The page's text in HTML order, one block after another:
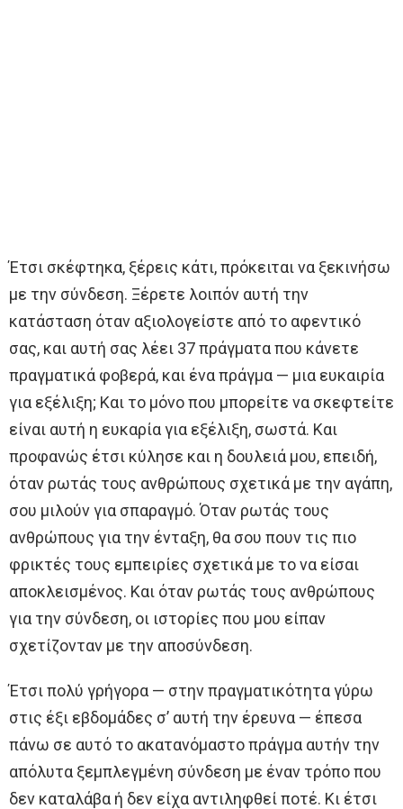
Έτσι σκέφτηκα, ξέρεις κάτι, πρόκειται να ξεκινήσω
με την σύνδεση. Ξέρετε λοιπόν αυτή την
κατάσταση όταν αξιολογείστε από το αφεντικό
σας, και αυτή σας λέει 37 πράγματα που κάνετε
πραγματικά φοβερά, και ένα πράγμα — μια ευκαιρία
για εξέλιξη; Και το μόνο που μπορείτε να σκεφτείτε
είναι αυτή η ευκαρία για εξέλιξη, σωστά. Και
προφανώς έτσι κύλησε και η δουλειά μου, επειδή,
όταν ρωτάς τους ανθρώπους σχετικά με την αγάπη,
σου μιλούν για σπαραγμό. Όταν ρωτάς τους
ανθρώπους για την ένταξη, θα σου πουν τις πιο
φρικτές τους εμπειρίες σχετικά με το να είσαι
αποκλεισμένος. Και όταν ρωτάς τους ανθρώπους
για την σύνδεση, οι ιστορίες που μου είπαν
σχετίζονταν με την αποσύνδεση.
Έτσι πολύ γρήγορα — στην πραγματικότητα γύρω
στις έξι εβδομάδες σ’ αυτή την έρευνα — έπεσα
πάνω σε αυτό το ακατανόμαστο πράγμα αυτήν την
απόλυτα ξεμπλεγμένη σύνδεση με έναν τρόπο που
δεν καταλάβα ή δεν είχα αντιληφθεί ποτέ. Κι έτσι